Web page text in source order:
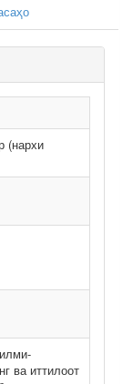
(нархи
ва иттилоот